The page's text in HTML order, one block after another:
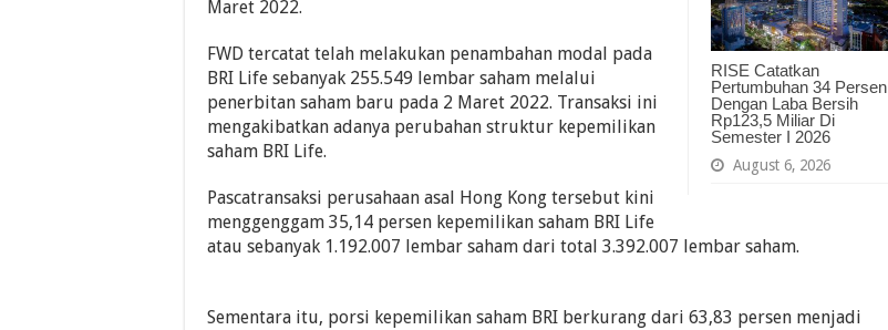
RISE Catatkan
Pertumbuhan 34 Persen
Dengan Laba Bersih
Rp123,5 Miliar Di
Semester I 2026
August 6, 2026
Maret 2022.
FWD tercatat telah melakukan penambahan modal pada
BRI Life sebanyak 255.549 lembar saham melalui
penerbitan saham baru pada 2 Maret 2022. Transaksi ini
mengakibatkan adanya perubahan struktur kepemilikan
saham BRI Life.
Pascatransaksi perusahaan asal Hong Kong tersebut kini
menggenggam 35,14 persen kepemilikan saham BRI Life
atau sebanyak 1.192.007 lembar saham dari total 3.392.007 lembar saham.
Sementara itu, porsi kepemilikan saham BRI berkurang dari 63,83 persen menjadi